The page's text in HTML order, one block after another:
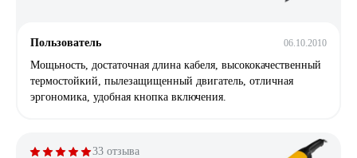
Пользователь 06.10.2010
Мощьность, достаточная длина кабеля, высококачественный
термостойкий, пылезащищенный двигатель, отличная
эргономика, удобная кнопка включения.
33 отзыва